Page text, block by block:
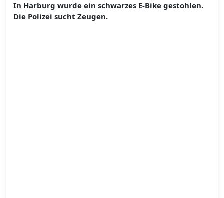
In Harburg wurde ein schwarzes E-Bike gestohlen.
Die Polizei sucht Zeugen.